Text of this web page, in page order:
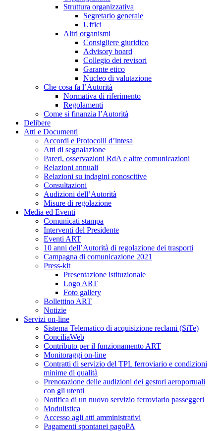
Struttura organizzativa
Segretario generale
Uffici
Altri organismi
Consigliere giuridico
Advisory board
Collegio dei revisori
Garante etico
Nucleo di valutazione
Che cosa fa l’Autorità
Normativa di riferimento
Regolamenti
Come si finanzia l’Autorità
Delibere
Atti e Documenti
Accordi e Protocolli d’intesa
Atti di segnalazione
Pareri, osservazioni RdA e altre comunicazioni
Relazioni annuali
Relazioni su indagini conoscitive
Consultazioni
Audizioni dell’Autorità
Misure di regolazione
Media ed Eventi
Comunicati stampa
Interventi del Presidente
Eventi ART
10 anni dell’Autorità di regolazione dei trasporti
Campagna di comunicazione 2021
Press-kit
Presentazione istituzionale
Logo ART
Foto gallery
Bollettino ART
Notizie
Servizi on-line
Sistema Telematico di acquisizione reclami (SiTe)
ConciliaWeb
Contributo per il funzionamento ART
Monitoraggi on-line
Contratti di servizio del TPL ferroviario e condizioni
minime di qualità
Prenotazione delle audizioni dei gestori aeroportuali
con gli utenti
Notifica di un nuovo servizio ferroviario passeggeri
Modulistica
Accesso agli atti amministrativi
Pagamenti spontanei pagoPA